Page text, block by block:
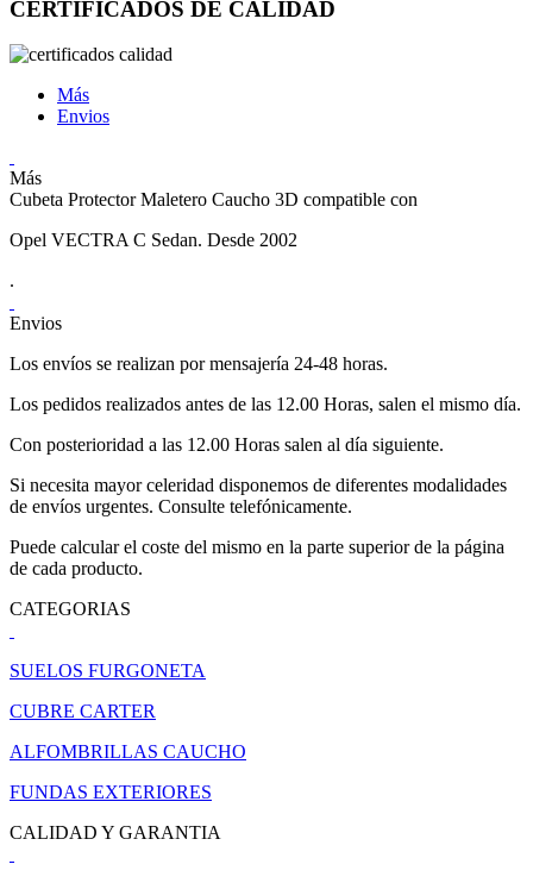
CERTIFICADOS DE CALIDAD
Más
Envios
Más
Cubeta Protector Maletero Caucho 3D compatible con
Opel VECTRA C Sedan. Desde 2002
.
Envios
Los envíos se realizan por mensajería 24-48 horas.
Los pedidos realizados antes de las 12.00 Horas, salen el mismo día.
Con posterioridad a las 12.00 Horas salen al día siguiente.
Si necesita mayor celeridad disponemos de diferentes modalidades
de envíos urgentes. Consulte telefónicamente.
Puede calcular el coste del mismo en la parte superior de la página
de cada producto.
CATEGORIAS
SUELOS FURGONETA
CUBRE CARTER
ALFOMBRILLAS CAUCHO
FUNDAS EXTERIORES
CALIDAD Y GARANTIA